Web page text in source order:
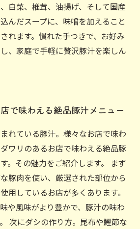
白菜、椎茸、油揚げ、そして国産
んだスープに、味噌を加えること
れます。慣れた手つきで、お好み
、家庭で手軽に贅沢豚汁を楽しん
で味わえる絶品豚汁メニュー
れている豚汁。様々なお店で味わ
ワリのあるお店で味わえる絶品豚
。その魅力をご紹介します。 まず
豚肉を使い、厳選された部位から
用しているお店が多くあります。
や風味がより豊かで、豚汁の味わ
次にダシの作り方。昆布や鰹節な